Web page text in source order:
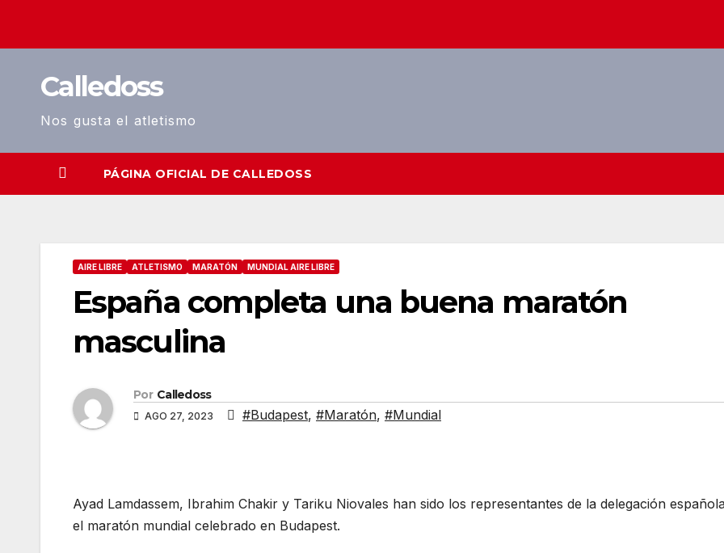
Calledoss
Nos gusta el atletismo
PÁGINA OFICIAL DE CALLEDOSS
AIRE LIBRE ATLETISMO MARATÓN MUNDIAL AIRE LIBRE
España completa una buena maratón
masculina
Por Calledoss
AGO 27, 2023 #Budapest, #Maratón, #Mundial
Ayad Lamdassem, Ibrahim Chakir y Tariku Niovales han sido los representantes de la delegación
el maratón mundial celebrado en Budapest.